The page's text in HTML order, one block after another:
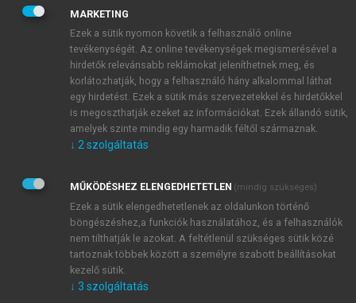
JELSZÓ
JELSZÓ ÚJRA
Kérek értesítést a MeRSZ újdonságairól, akcióiról.
Kérek értesítést az Akadémiai Kiadó Zrt. újdonságairól,
Adatkezelési tájékoztatóbanfoglaltakat tudomásul
veszem és elfogadom.
Általános vásárlási feltételeket, valamint a szotar.netés a
mersz.huoldalak licencszerződéseiben foglaltakat
tudomásul veszem és elfogadom.
KIPRÓBÁLOM
MARKETING
Ezek a sütik nyomon követik a felhasználó online
tevékenységét. Az online tevékenységek megismerésével a
hirdetők relevánsabb reklámokat jeleníthetnek meg, és
korlátozhatják, hogy a felhasználó hány alkalommal láthat
egy hirdetést. Ezek a sütik más szervezetekkel és hirdetőkkel
is megoszthatják ezeket az információkat. Ezek állandó sütik,
amelyek szinte mindig egy harmadik féltől származnak.
↓ 2 szolgáltatás
MŰKÖDÉSHEZ ELENGEDHETETLEN (mindig szükséges)
Ezek a sütik elengedhetetlenek az oldalunkon történő
böngészéshez,a funkciók használatához, és a felhasználók
nem tilthatják le azokat. A feltétlenül szükséges sütik közé
tartoznak többek között a személyre szabott beállításokat
kezelő sütik.
↓ 3 szolgáltatás